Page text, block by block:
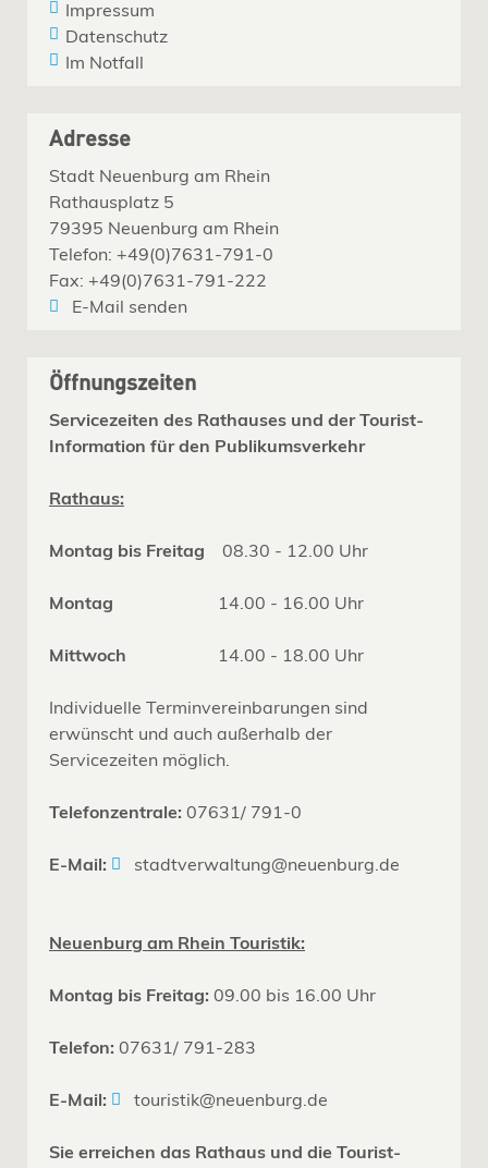
Impressum
Datenschutz
Im Notfall
Adresse
Stadt Neuenburg am Rhein
Rathausplatz 5
79395 Neuenburg am Rhein
Telefon: +49(0)7631-791-0
Fax: +49(0)7631-791-222
E-Mail senden
Öffnungszeiten
Servicezeiten des Rathauses und der Tourist-
Information für den Publikumsverkehr
Rathaus:
Montag bis Freitag 08.30 - 12.00 Uhr
Montag 14.00 - 16.00 Uhr
Mittwoch 14.00 - 18.00 Uhr
Individuelle Terminvereinbarungen sind
erwünscht und auch außerhalb der
Servicezeiten möglich.
Telefonzentrale: 07631/ 791-0
E-Mail: stadtverwaltung@neuenburg.de
Neuenburg am Rhein Touristik:
Montag bis Freitag: 09.00 bis 16.00 Uhr
Telefon: 07631/ 791-283
E-Mail: touristik@neuenburg.de
Sie erreichen das Rathaus und die Tourist-